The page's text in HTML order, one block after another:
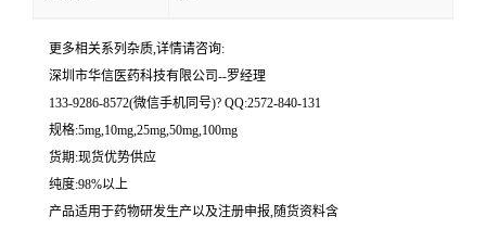
更多相关系列杂质,详情请咨询:
深圳市华信医药科技有限公司--罗经理
133-9286-8572(微信手机同号)? QQ:2572-840-131
规格:5mg,10mg,25mg,50mg,100mg
货期:现货优势供应
纯度:98%以上
产品适用于药物研发生产以及注册申报,随货资料含